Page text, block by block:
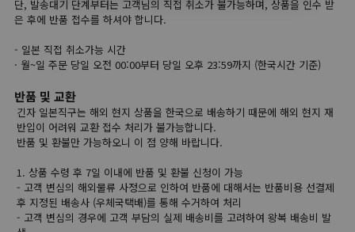
단, 발송대기 단계부터는 고객님의 직접 취소가 불가능하며, 상품을 인수 받
은 후에 반품 접수를 하셔야 합니다.
- 일본 직접 취소가능 시간
· 월~일 주문 당일 오전 00:00부터 당일 오후 23:59까지 (한국시간 기준)
반품 및 교환
긴자 일본직구는 해외 현지 상품을 한국으로 배송하기 때문에 해외 현지 재
반입이 어려워 교환 접수 처리가 불가능합니다.
반품 및 환불만 가능하오니 이 점 양해 바랍니다.
1. 상품 수령 후 7일 이내에 반품 및 환불 신청이 가능
- 고객 변심의 해외물류 사정으로 인하여 반품에 대해서는 반품비용 선결제
후 지정된 배송사 (우체국택배)를 통해 수거하여 처리
- 고객 변심의 경우에 고객 부담의 실제 배송비를 고려하여 왕복 배송비 발